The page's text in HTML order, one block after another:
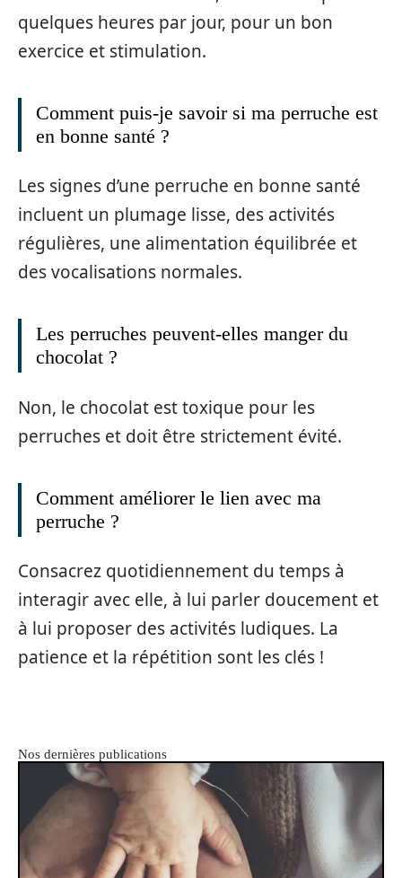
quelques heures par jour, pour un bon
exercice et stimulation.
Comment puis-je savoir si ma perruche est
en bonne santé ?
Les signes d’une perruche en bonne santé
incluent un plumage lisse, des activités
régulières, une alimentation équilibrée et
des vocalisations normales.
Les perruches peuvent-elles manger du
chocolat ?
Non, le chocolat est toxique pour les
perruches et doit être strictement évité.
Comment améliorer le lien avec ma
perruche ?
Consacrez quotidiennement du temps à
interagir avec elle, à lui parler doucement et
à lui proposer des activités ludiques. La
patience et la répétition sont les clés !
Nos dernières publications